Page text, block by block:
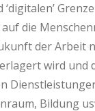
‘digitalen’
die
der Arbeit
wird und
Bildung